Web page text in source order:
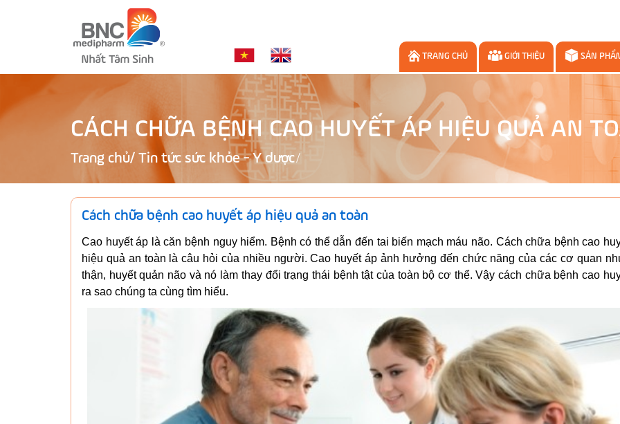
TRANG CHỦ GIỚI THIỆU SẢN
CÁCH CHỮA BỆNH CAO HUYẾT ÁP HIỆU QUẢ AN
Trang chủ/ Tin tức sức khỏe - Y dược
Cách chữa bệnh cao huyết áp hiệu quả an toàn
Cao huyết áp là căn bệnh nguy hiểm. Bệnh có thể dẫn đến tai biến mạch máu não. Cách chữa bệnh cao
hiệu quả an toàn là câu hỏi của nhiều người. Cao huyết áp ảnh hưởng đến chức năng của các cơ quan
thận, huyết quản não và nó làm thay đổi trạng thái bệnh tật của toàn bộ cơ thể. Vậy cách chữa bệnh cao
ra sao chúng ta cùng tìm hiểu.